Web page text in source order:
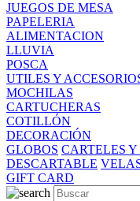
JUEGOS DE MESA
PAPELERIA
ALIMENTACION
LLUVIA
POSCA
UTILES Y
MOCHILAS
CARTUCHERAS
COTILLÓN
DECORACIÓN
GLOBOS CARTELES
DESCARTABLE
GIFT CARD